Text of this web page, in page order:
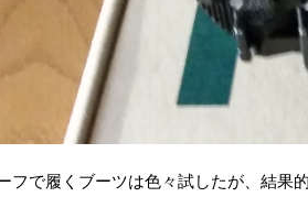
フで履くブーツは色々試したが、結果